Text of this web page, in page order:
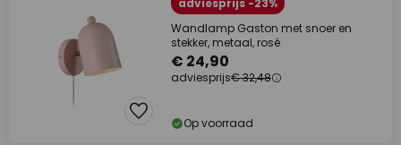
adviesprijs -23%
Wandlamp Gaston met snoer en
stekker, metaal, rosé
€ 24,90
adviesprijs€ 32,48
Op voorraad